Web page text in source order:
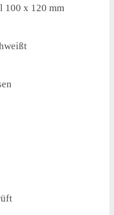
100 x 120 mm